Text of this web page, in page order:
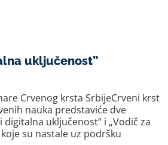
uključenost”
Crvenog krsta SrbijeCrveni krst
nauka predstaviće dve
digitalna uključenost“ i „Vodič za
su nastale uz podršku